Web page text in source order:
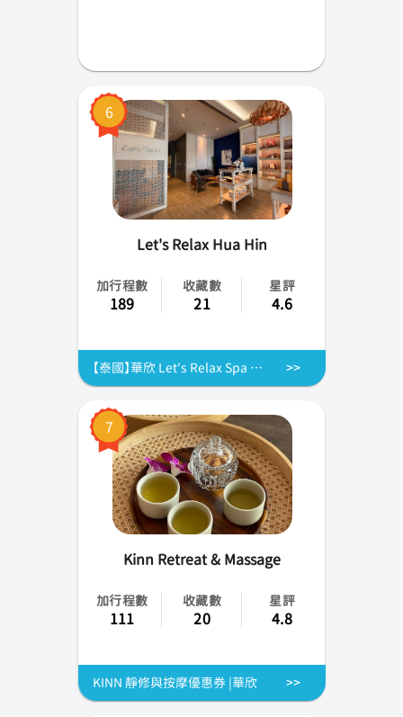
6
Let's Relax Hua Hin
加行程數
189
收藏數
21
星評
4.6
【泰國】華欣 Let's Relax Spa 泰式按摩體驗
7
Kinn Retreat & Massage
加行程數
111
收藏數
20
星評
4.8
KINN 靜修與按摩優惠券 |華欣